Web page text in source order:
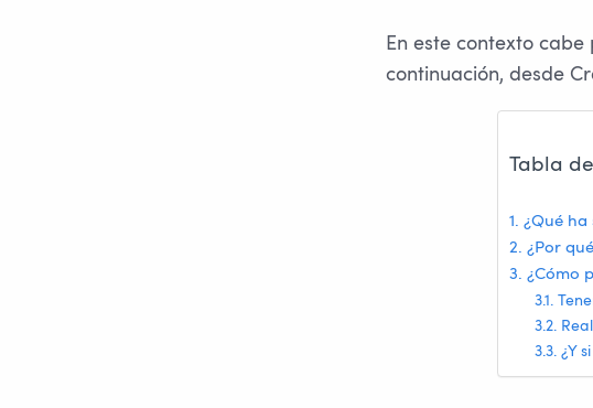
En este contexto
continuación, desde
Tabla
¿Qué ha
¿Por
¿Cómo
¿Y